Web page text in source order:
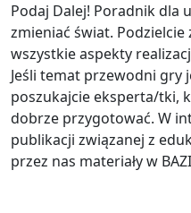
Podaj Dalej! Poradnik dla
zmieniać świat.
wszystkie aspekty
Jeśli temat przewodni gry
poszukajcie eksperta/tki,
dobrze przygotować. W
publikacji związanej z
przez nas materiały w